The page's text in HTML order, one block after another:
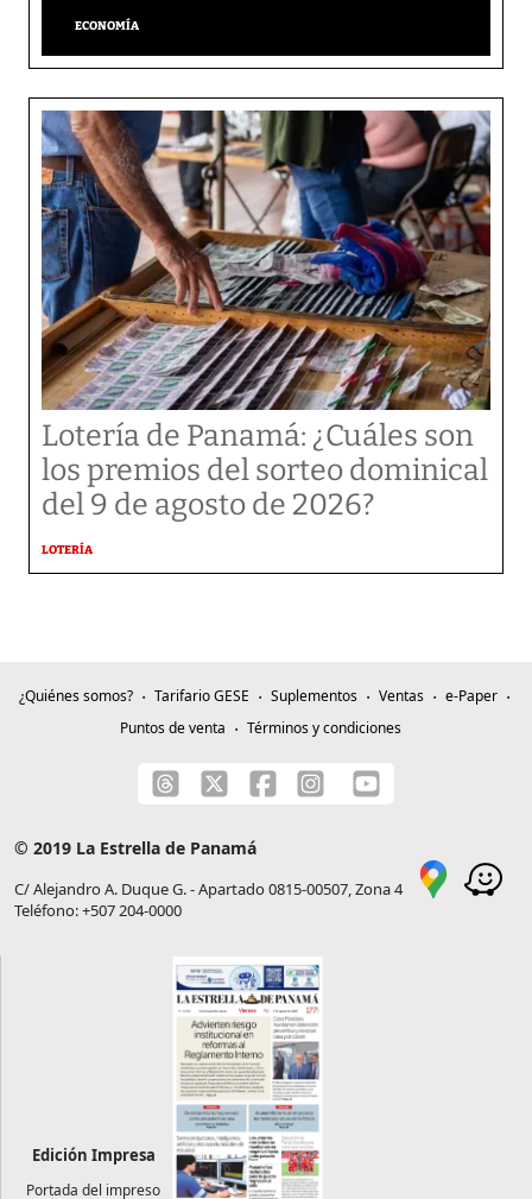
ECONOMÍA
Lotería de Panamá: ¿Cuáles son
los premios del sorteo dominical
del 9 de agosto de 2026?
LOTERÍA
¿Quiénes somos? Tarifario GESE Suplementos Ventas
e-Paper
Puntos de venta
Términos y condiciones
© 2019 La Estrella de Panamá
C/ Alejandro A. Duque G. - Apartado 0815-00507, Zona 4
Teléfono: +507 204-0000
Edición Impresa
Portada del impreso